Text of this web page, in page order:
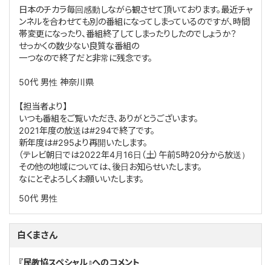
日本のチカラ毎回感動しながら観させて頂いております。最近チャ
ンネルを合わせても別の番組になってしまっているのですが、時間
帯変更になったり、番組終了してしまったりしたのでしょうか？
せっかくの数少ない良質な番組の
一つなので終了だと非常に残念です。
50代 男性 神奈川県
【担当者より】
いつも番組をご覧いただき、ありがとうございます。
2021年度の放送は#294で終了です。
新年度は#295より再開いたします。
（テレビ朝日では2022年4月16日（土）午前5時20分から放送）
その他の地域については、後日お知らせいたします。
なにとぞよろしくお願いいたします。
50代 男性
白くまさん
『民教協スペシャル』へのコメント